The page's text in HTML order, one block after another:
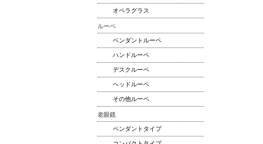
オペラグラス
ルーペ
ペンダントルーペ
ハンドルーペ
デスクルーペ
ヘッドルーペ
その他ルーペ
老眼鏡
ペンダントタイプ